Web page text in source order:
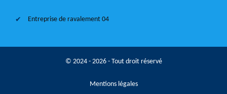
Entreprise de ravalement 04
© 2024 - 2026 - Tout droit réservé
Mentions légales